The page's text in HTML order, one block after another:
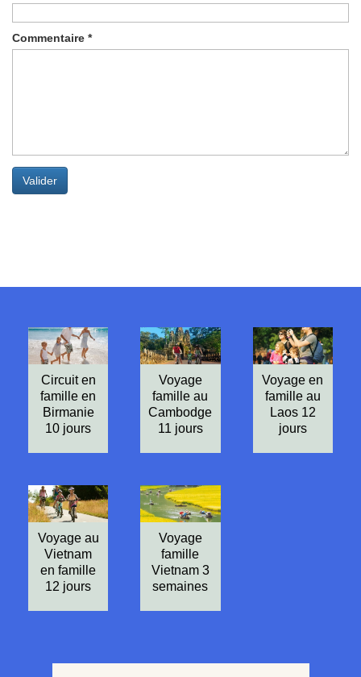
Commentaire *
Valider
Circuit en
famille en
Birmanie
10 jours
Voyage
famille au
Cambodge
11 jours
Voyage en
famille au
Laos 12
jours
Voyage au
Vietnam
en famille
12 jours
Voyage
famille
Vietnam 3
semaines